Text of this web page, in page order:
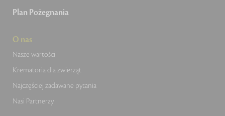
Plan Pożegnania
O nas
Nasze wartości
Krematoria dla zwierząt
Najczęściej zadawane pytania
Nasi Partnerzy